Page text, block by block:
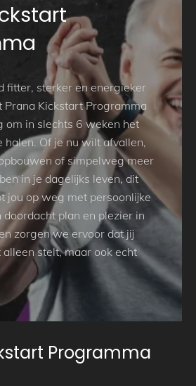
fitter, sterker en energieker
Prana Kickstart Programma
om in slechts 6 weken het
halen. Of je nu wilt afvallen,
of simpelweg meer
in je dagelijks leven, dit
jou op weg met persoonlijke
plan en plezier in
zorgen we ervoor dat jij
stelt, maar ook echt
Programma